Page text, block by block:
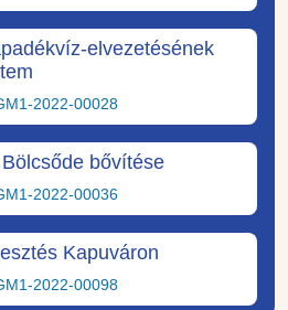
elvezetésének
2022-00028
bővítése
2022-00036
Kapuváron
2022-00098